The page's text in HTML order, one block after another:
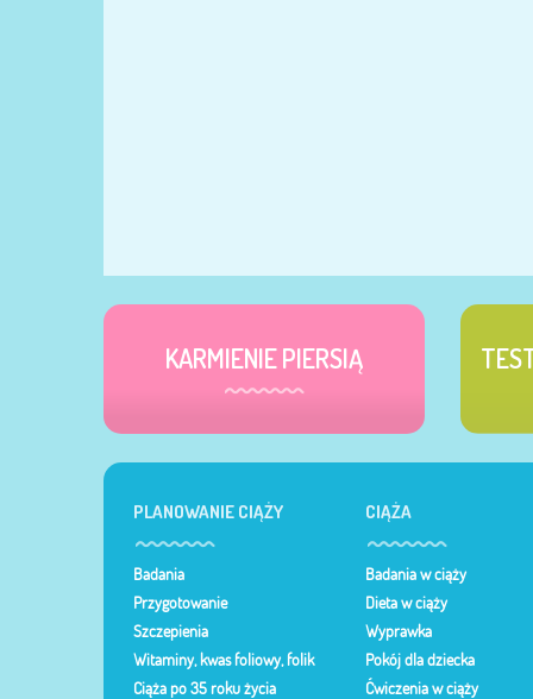
KARMIENIE PIERSIĄ
PLANOWANIE CIĄŻY
Badania
Przygotowanie
Szczepienia
Witaminy, kwas foliowy, folik
Ciąża po 35 roku życia
CIĄŻA
Badania w ciąży
Dieta w ciąży
Wyprawka
Pokój dla dziecka
Ćwiczenia w ciąży